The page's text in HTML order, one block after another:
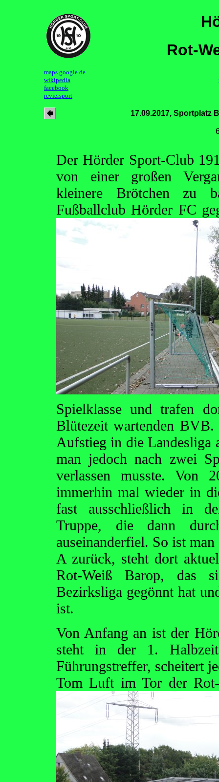
Rot-
maps.google.de
wikipedia
facebook
reviersport
17.09.2017, Sportplatz
Der Hörder Sport-Club
von einer großen
kleinere Brötchen zu
Fußballclub Hörder FC
Spielklasse und trafen
Blütezeit wartenden
Aufstieg in die Landesliga
man jedoch nach zwei
verlassen musste. Von
immerhin mal wieder in
fast ausschließlich in
Truppe, die dann
auseinanderfiel. So ist
A zurück, steht dort
Rot-Weiß Barop, das
Bezirksliga gegönnt hat
ist.
Von Anfang an ist der
steht in der 1.
Führungstreffer, scheitert
Tom Luft im Tor der